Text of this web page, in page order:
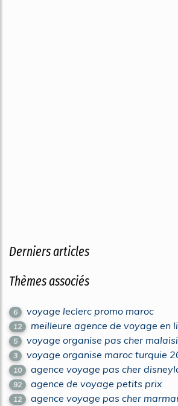
Derniers articles
Thèmes associés
6 voyage leclerc promo maroc
12 meilleure agence de voyage en
5 voyage organise pas cher
3 voyage organise maroc turquie
10 agence voyage pas cher
92 agence de voyage petits prix
12 agence voyage pas cher